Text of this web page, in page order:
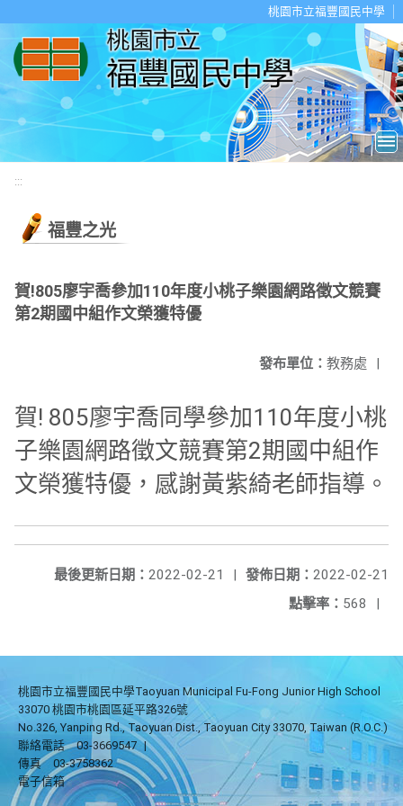
桃園市立福豐國民中學
:::
福豐之光
賀!805廖宇喬參加110年度小桃子樂園網路徵文競賽
第2期國中組作文榮獲特優
發布單位： 教務處 |
賀! 805廖宇喬同學參加110年度小桃
子樂園網路徵文競賽第2期國中組作
文榮獲特優，感謝黃紫綺老師指導。
發佈日期： 2022-02-21
最後更新日期： 2022-02-21
|
點擊率： 568 |
桃園市立福豐國民中學Taoyuan Municipal Fu-Fong Junior High School
33070 桃園市桃園區延平路326號
No.326, Yanping Rd., Taoyuan Dist., Taoyuan City 33070, Taiwan (R.O.C.)
聯絡電話
03-3669547 |
傳真
03-3758362
電子信箱